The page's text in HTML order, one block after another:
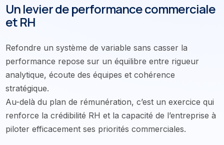
Un levier de performance commerciale
et RH
Refondre un système de variable sans casser la
performance repose sur un équilibre entre rigueur
analytique, écoute des équipes et cohérence
stratégique.
Au-delà du plan de rémunération, c’est un exercice qui
renforce la crédibilité RH et la capacité de l’entreprise à
piloter efficacement ses priorités commerciales.